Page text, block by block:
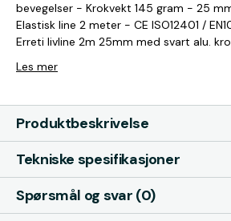
bevegelser - Krokvekt 145 gram - 25
Elastisk line 2 meter - CE ISO12401 /
Erreti livline 2m 25mm med svart alu.
Les mer
Produktbeskrivelse
Tekniske spesifikasjoner
Spørsmål og svar (0)